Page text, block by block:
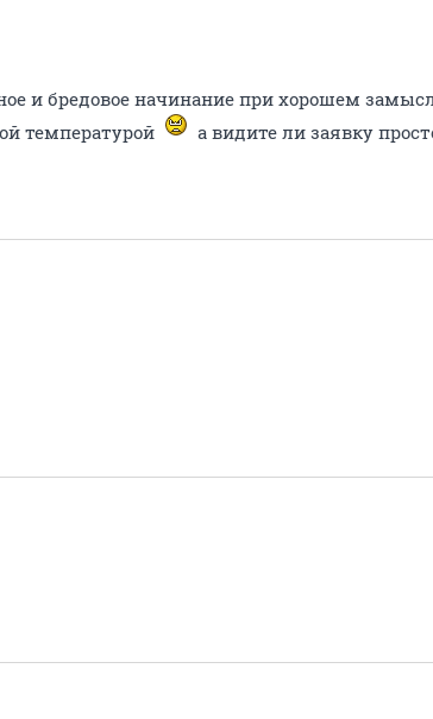
и бредовое начинание при хорошем
температурой
а видите ли заявку